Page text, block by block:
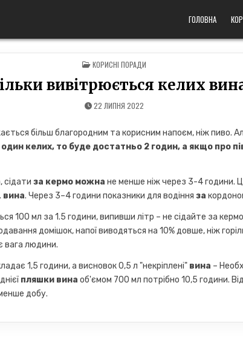
ГОЛОВНА
POSTED
IN
КОРИСНІ ПОРАДИ
вивітрюється келих
22 ЛИПНЯ 2022
більш благородним та корисним напоєм, ніж пиво.
келих, то буде достатньо 2 годин, а якщо про
сідати за кермо можна не менше ніж через 3-4 години.
вина. Через 3–4 години показники для водіння за
100 мл за 1.5 години, випивши літр – не сідайте за кермо
домішок, напої виводяться на 10% довше, ніж
вага людини.
1,5 години, а висновок 0,5 л "некріплені" вина –
пляшки вина об'ємом 700 мл потрібно 10,5 години.
добу.